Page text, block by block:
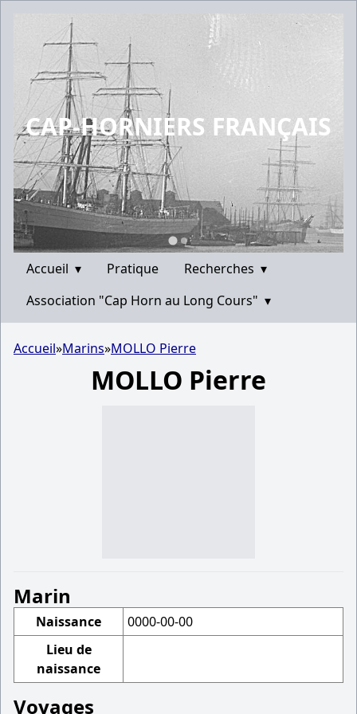
CAP-HORNIERS FRANÇAIS
Accueil ▾ Pratique Recherches ▾
Association "Cap Horn au Long Cours" ▾
Accueil»Marins»MOLLO Pierre
MOLLO Pierre
Marin
Naissance
0000-00-00
Lieu de
naissance
Voyages